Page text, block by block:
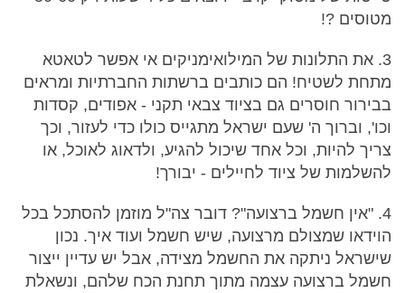
מטוסים ?!
3. את התלונות של המילואימניקים אי אפשר לטאטא
מתחת לשטיח! הם כותבים ברשתות החברתיות ומראים
בבירור חוסרים גם בציוד צבאי תקני - אפודים, קסדות
וכו', וברוך ה' שעם ישראל מתגייס כולו כדי לעזור, וכך
צריך להיות, וכל אחד שיכול להגיע, ולדאוג לאוכל, או
להשלמות של ציוד לחיילים - יבורך!
4. "אין חשמל ברצועה"? דובר צה"ל מוזמן להסתכל בכל
הוידאו שמצולם מרצועה, שיש חשמל ועוד איך. נכון
שישראל ניתקה את החשמל מצידה, אבל יש עדיין ייצור
חשמל ברצועה עצמה מתוך תחנת הכח שלהם, ונשאלת